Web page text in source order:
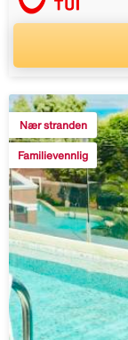
Nær stranden
Familievennlig